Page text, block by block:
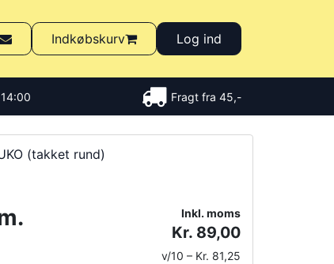
Indkøbskurv Log ind
Fragt fra 45,-
(takket rund)
Inkl. moms
Kr. 89,00
v/10 – Kr. 81,25